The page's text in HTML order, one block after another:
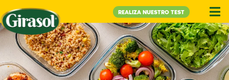
REALIZA NUESTRO TEST